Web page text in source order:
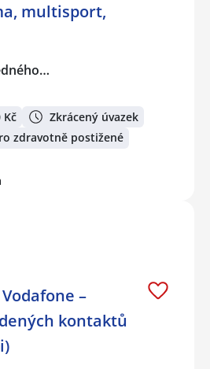
multisport,
Kč
Zkrácený úvazek
zdravotně postižené
–
kontaktů